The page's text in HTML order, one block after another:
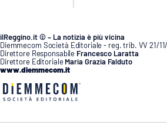
ilReggino.it © – La notizia è più vicina
Diemmecom Società Editoriale - reg. trib. VV 21/
Direttore Responsabile Francesco Laratta
Direttore Editoriale Maria Grazia Falduto
www.diemmecom.it